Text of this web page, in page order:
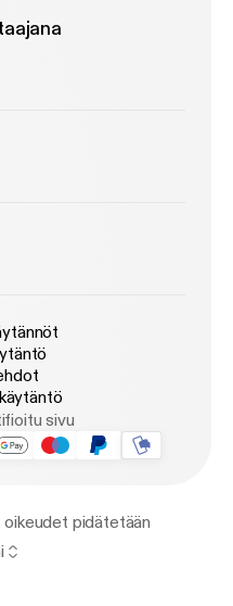
sivu
pidätetään